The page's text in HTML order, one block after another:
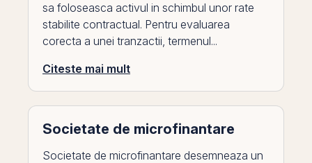
sa foloseasca activul in schimbul unor rate
stabilite contractual. Pentru evaluarea
corecta a unei tranzactii, termenul...
Citeste mai mult
Societate de microfinantare
Societate de microfinantare desemneaza un